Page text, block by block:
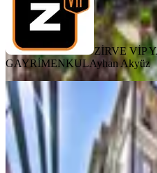
ZİRVE VİP
GAYRİMENKULAyhan Akyüz
MANZARALI
Derece
İstanbul,
9+ Oda· 550 m²